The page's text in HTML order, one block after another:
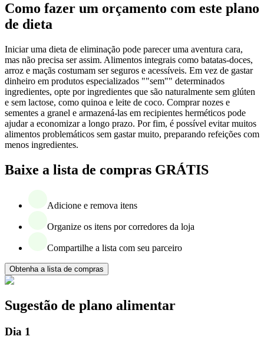
Como fazer um orçamento com este plano
de dieta
Iniciar uma dieta de eliminação pode parecer uma aventura cara,
mas não precisa ser assim. Alimentos integrais como batatas-doces,
arroz e maçãs costumam ser seguros e acessíveis. Em vez de gastar
dinheiro em produtos especializados ""sem"" determinados
ingredientes, opte por ingredientes que são naturalmente sem glúten
e sem lactose, como quinoa e leite de coco. Comprar nozes e
sementes a granel e armazená-las em recipientes herméticos pode
ajudar a economizar a longo prazo. Por fim, é possível evitar muitos
alimentos problemáticos sem gastar muito, preparando refeições com
menos ingredientes.
Baixe a lista de compras GRÁTIS
Adicione e remova itens
Organize os itens por corredores da loja
Compartilhe a lista com seu parceiro
Obtenha a lista de compras
Sugestão de plano alimentar
Dia 1